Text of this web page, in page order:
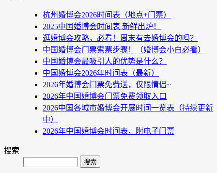
杭州婚博会2026时间表（地点+门票）
2025中国婚博会时间表 新鲜出炉！
逛婚博会攻略，必看！周末有去婚博会的吗？
中国婚博会门票索票步骤！（婚博会小白必看）
中国婚博会最吸引人的优势是什么？
中国婚博会2026年时间表（最新）
2026年婚博会门票免费送，仅限情侣~
2026年中国婚博会门票免费领取入口
2026中国各城市婚博会开展时间一览表（持续更新
中）
2026年中国婚博会时间表，附电子门票
搜索